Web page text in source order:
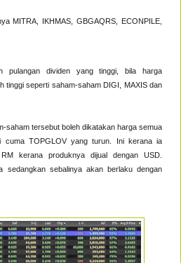
MITRA, IKHMAS, GBGAQRS, ECONPILE,
pulangan dividen yang tinggi, bila harga
tinggi seperti saham-saham DIGI, MAXIS dan
saham tersebut boleh dikatakan harga semua
cuma TOPGLOV yang turun. Ini kerana ia
kerana produknya dijual dengan USD.
sedangkan sebalinya akan berlaku dengan